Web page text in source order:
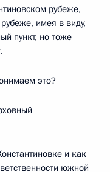
рубеже,
имея в виду,
пункт, но тоже
это?
и как
южной